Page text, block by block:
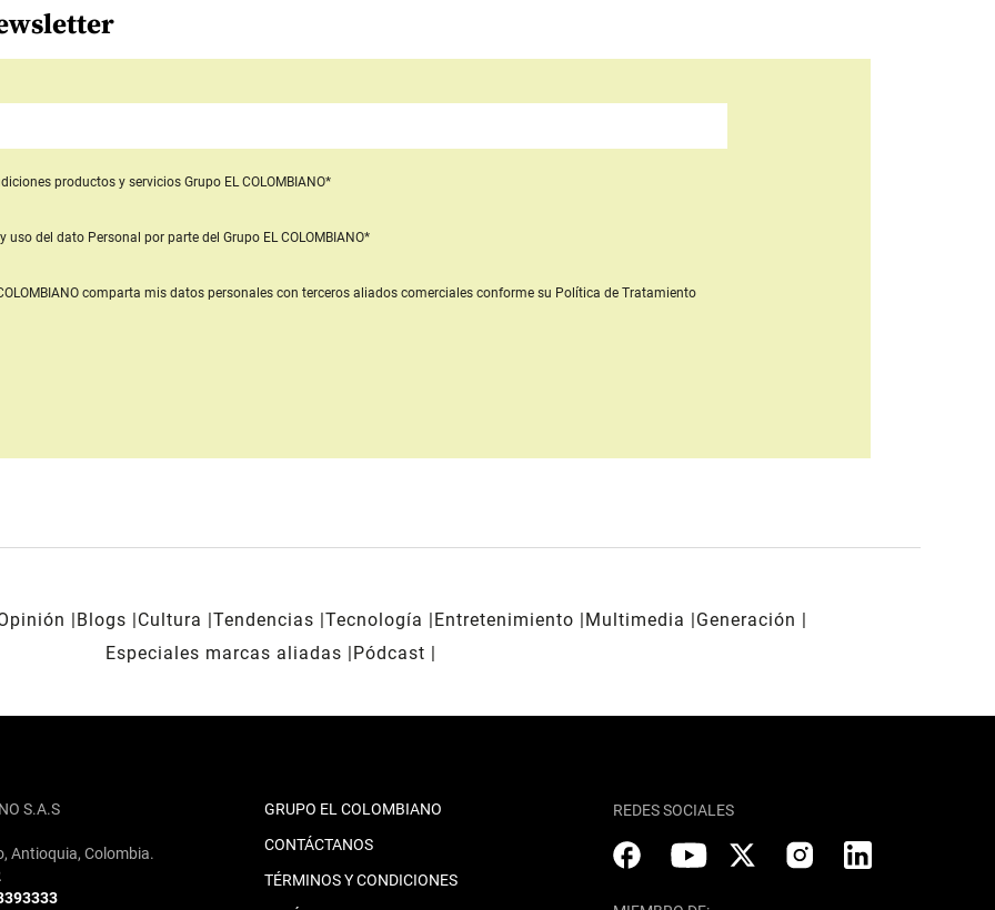
productos y servicios Grupo EL COLOMBIANO*
uso del dato Personal por parte del Grupo EL COLOMBIANO*
comparta mis datos personales con terceros aliados comercialesconforme su Política de Tratamiento
Blogs Cultura Tendencias Tecnología Entretenimiento Multimedia
Generación
Especiales marcas aliadas
Pódcast
S.A.S
Antioquia, Colombia.
GRUPO EL COLOMBIANO
CONTÁCTANOS
TÉRMINOS Y CONDICIONES
REDES SOCIALES